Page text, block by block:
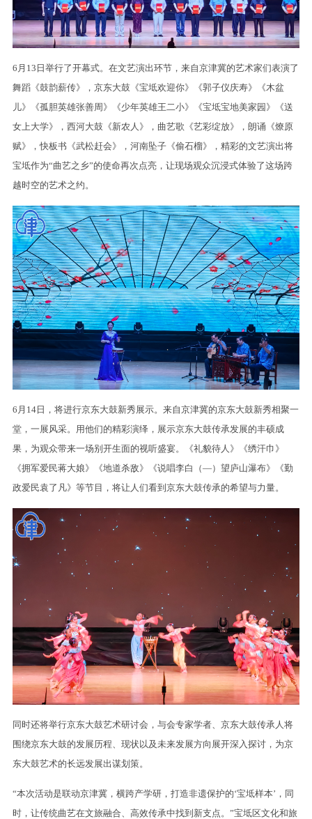
6月13日举行了开幕式。在文艺演出环节，来自京津冀的艺术家们表演了
舞蹈《鼓韵薪传》，京东大鼓《宝坻欢迎你》《郭子仪庆寿》《木盆
儿》《孤胆英雄张善周》《少年英雄王二小》《宝坻宝地美家园》《送
女上大学》，西河大鼓《新农人》，曲艺歌《艺彩绽放》，朗诵《燎原
赋》，快板书《武松赶会》，河南坠子《偷石榴》，精彩的文艺演出将
宝坻作为“曲艺之乡”的使命再次点亮，让现场观众沉浸式体验了这场跨
越时空的艺术之约。
6月14日，将进行京东大鼓新秀展示。来自京津冀的京东大鼓新秀相聚一
堂，一展风采。用他们的精彩演绎，展示京东大鼓传承发展的丰硕成
果，为观众带来一场别开生面的视听盛宴。《礼貌待人》《绣汗巾》
《拥军爱民蒋大娘》《地道杀敌》《说唱李白（—）望庐山瀑布》《勤
政爱民袁了凡》等节目，将让人们看到京东大鼓传承的希望与力量。
同时还将举行京东大鼓艺术研讨会，与会专家学者、京东大鼓传承人将
围绕京东大鼓的发展历程、现状以及未来发展方向展开深入探讨，为京
东大鼓艺术的长远发展出谋划策。
“本次活动是联动京津冀，横跨产学研，打造非遗保护的‘宝坻样本’，同
时，让传统曲艺在文旅融合、高效传承中找到新支点。”宝坻区文化和旅